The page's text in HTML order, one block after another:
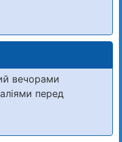
вечорами
перед